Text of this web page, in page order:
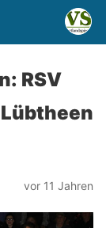
RSV
vor 11 Jahren